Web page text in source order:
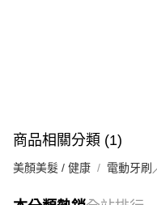
商品相關分類 (1)
美顏美髮 / 健康 電動牙刷